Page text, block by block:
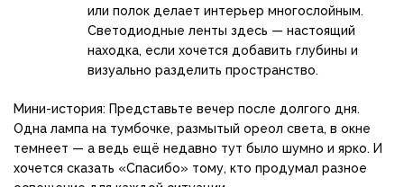
или полок делает интерьер многослойным.
Светодиодные ленты здесь — настоящий
находка, если хочется добавить глубины и
визуально разделить пространство.
Мини-история: Представьте вечер после долгого дня.
Одна лампа на тумбочке, размытый ореол света, в окне
темнеет — а ведь ещё недавно тут было шумно и ярко. И
хочется сказать «Спасибо» тому, кто продумал разное